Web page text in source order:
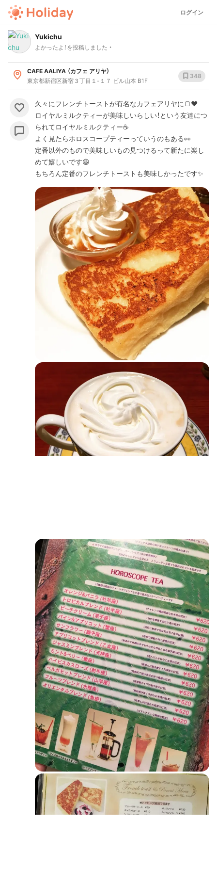
ログイン
Yukichu
よかったよ！を投稿しました
CAFE AALIYA （カフェ アリヤ）
東京都新宿区新宿３丁目１-１７ ビル山本 B1F
348
久々にフレンチトーストが有名なカフェアリヤに🍞❤️
ロイヤルミルクティーが美味しいらしい！という友達につ
られてロイヤルミルクティー☕️
よく見たらホロスコープティーっていうのもある👀
定番以外のもので美味しいもの見つけるって新たに楽し
めて嬉しいです😆
もちろん定番のフレンチトーストも美味しかったです✨